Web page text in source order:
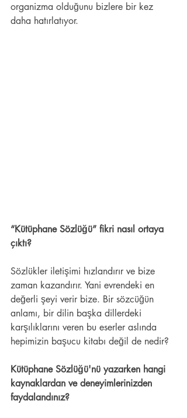
organizma olduğunu bizlere bir kez
daha hatırlatıyor.
“Kütüphane Sözlüğü” fikri nasıl ortaya
çıktı?
Sözlükler iletişimi hızlandırır ve bize
zaman kazandırır. Yani evrendeki en
değerli şeyi verir bize. Bir sözcüğün
anlamı, bir dilin başka dillerdeki
karşılıklarını veren bu eserler aslında
hepimizin başucu kitabı değil de nedir?
Kütüphane Sözlüğü'nü yazarken hangi
kaynaklardan ve deneyimlerinizden
faydalandınız?